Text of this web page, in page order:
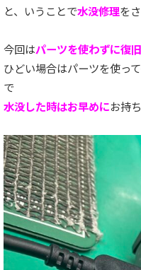
と、いうことで水没修理を
今回はパーツを使わずに復旧
ひどい場合はパーツを使っ
で
水没した時はお早めにお持